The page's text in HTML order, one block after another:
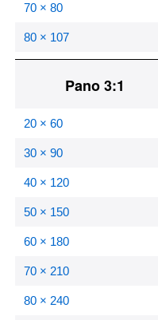
70 × 80
80 × 107
Pano 3:1
20 × 60
30 × 90
40 × 120
50 × 150
60 × 180
70 × 210
80 × 240